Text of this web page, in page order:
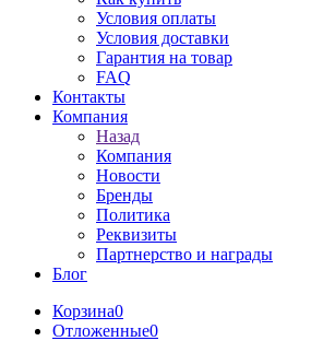
Условия оплаты
Условия доставки
Гарантия на товар
FAQ
Контакты
Компания
Назад
Компания
Новости
Бренды
Политика
Реквизиты
Партнерство и награды
Блог
Корзина0
Отложенные0